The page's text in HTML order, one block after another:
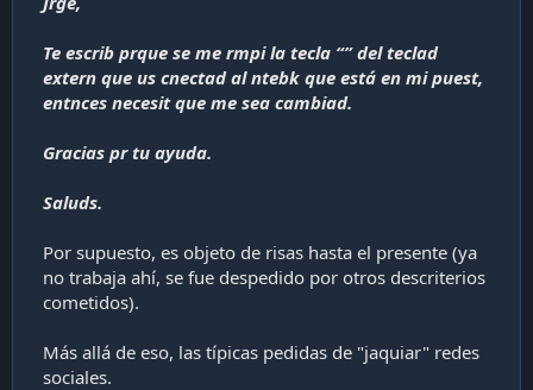
Te escrib prque se me rmpi la tecla “” del teclad
extern que us cnectad al ntebk que está en mi puest,
entnces necesit que me sea cambiad.
Gracias pr tu ayuda.
Saluds.
Por supuesto, es objeto de risas hasta el presente (ya
no trabaja ahí, se fue despedido por otros descriterios
cometidos).
Más allá de eso, las típicas pedidas de "jaquiar" redes
sociales.